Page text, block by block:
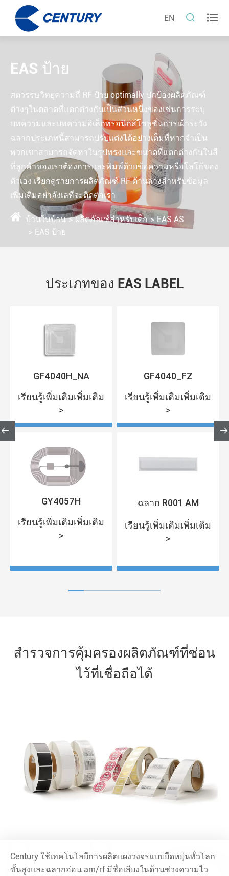
EN  
EAS ป้าย
ศตวรรษวิทยุความถี่ RF ป้าย optimally ปกป้องผลิตภัณฑ์
ต่างๆในตลาดที่แตกต่างกันเป็นส่วนหนึ่งของเช่นการระบุ
บทความและบทความอิเล็กทรอนิกส์โซลูชั่นการเฝ้าระวัง
ฉลากประเภทนี้สามารถปรับแต่งได้อย่างเต็มที่หากจำเป็น
พวกเขาสามารถจัดหาในรูปทรงและขนาดที่แตกต่างกันในสี
ที่ลูกค้าของเราต้องการและพิมพ์ด้วยข้อความหรือโลโก้ของ
ตัวเอง เรียกดูรายการผลิตภัณฑ์ RF ด้านล่างสำหรับข้อมูล
เพิ่มเติมอย่าลังเลที่จะติดต่อเรา
บ้านในบ้าน ผลิตภัณฑ์สำหรับเด็ก
EAS AS
EAS ป้าย
ประเภทของ EAS LABEL
GF4040H_NA
เรียนรู้เพิ่มเติมเพิ่มเติม
>
GF4040_FZ
เรียนรู้เพิ่มเติมเพิ่มเติม
>
GY4057H
เรียนรู้เพิ่มเติมเพิ่มเติม
>
ฉลาก R001 AM
เรียนรู้เพิ่มเติมเพิ่มเติม
>
 
สำรวจการคุ้มครองผลิตภัณฑ์ที่ซ่อน
ไว้ที่เชื่อถือได้
Century ใช้เทคโนโลยีการผลิตแผงวงจรแบบยืดหยุ่นทั่วโลก
ขั้นสูงและฉลากอ่อน am/rf มีชื่อเสียงในด้านช่วงความไว